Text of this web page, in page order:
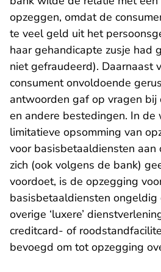
opzeggen, omdat de
te veel geld uit het
haar gehandicapte zusje had
niet gefraudeerd). Daarnaast
consument onvoldoende
antwoorden gaf op vragen bij
en andere bestedingen. In de
limitatieve opsomming van
voor basisbetaaldiensten aan
zich (ook volgens de bank)
voordoet, is de opzegging
basisbetaaldiensten ongeldig
overige ‘luxere’
creditcard- of
bevoegd om tot opzegging